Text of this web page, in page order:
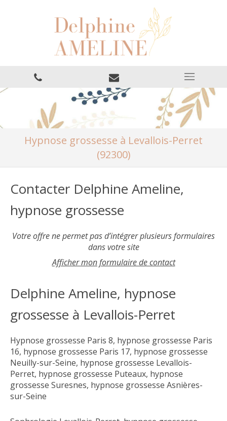
Hypnose grossesse à Levallois-Perret
(92300)
Contacter Delphine Ameline,
hypnose grossesse
Votre offre ne permet pas d’intégrer plusieurs formulaires
dans votre site
Afficher mon formulaire de contact
Delphine Ameline, hypnose
grossesse à Levallois-Perret
Hypnose grossesse Paris 8, hypnose grossesse Paris
16, hypnose grossesse Paris 17, hypnose grossesse
Neuilly-sur-Seine, hypnose grossesse Levallois-
Perret, hypnose grossesse Puteaux, hypnose
grossesse Suresnes, hypnose grossesse Asnières-
sur-Seine